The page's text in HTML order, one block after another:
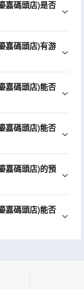
嘉碼頭店)是否
嘉碼頭店)有游
嘉碼頭店)能否
嘉碼頭店)能否
嘉碼頭店)的預
嘉碼頭店)能否